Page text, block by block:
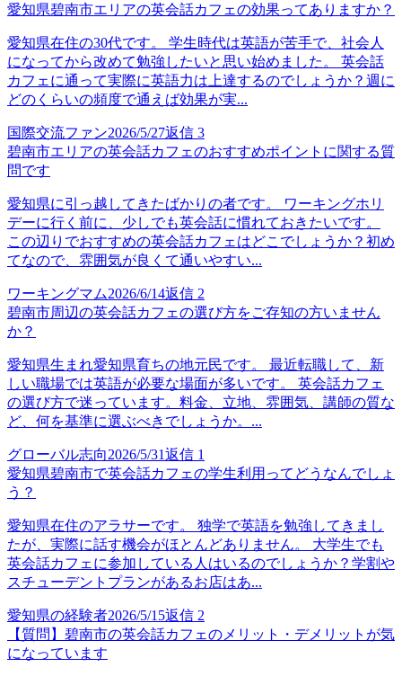
愛知県碧南市エリアの英会話カフェの効果ってありますか？
愛知県在住の30代です。 学生時代は英語が苦手で、社会人
になってから改めて勉強したいと思い始めました。 英会話
カフェに通って実際に英語力は上達するのでしょうか？週に
どのくらいの頻度で通えば効果が実...
国際交流ファン2026/5/27返信 3
碧南市エリアの英会話カフェのおすすめポイントに関する質
問です
愛知県に引っ越してきたばかりの者です。 ワーキングホリ
デーに行く前に、少しでも英会話に慣れておきたいです。
この辺りでおすすめの英会話カフェはどこでしょうか？初め
てなので、雰囲気が良くて通いやすい...
ワーキングマム2026/6/14返信 2
碧南市周辺の英会話カフェの選び方をご存知の方いません
か？
愛知県生まれ愛知県育ちの地元民です。 最近転職して、新
しい職場では英語が必要な場面が多いです。 英会話カフェ
の選び方で迷っています。料金、立地、雰囲気、講師の質な
ど、何を基準に選ぶべきでしょうか。...
グローバル志向2026/5/31返信 1
愛知県碧南市で英会話カフェの学生利用ってどうなんでしょ
う？
愛知県在住のアラサーです。 独学で英語を勉強してきまし
たが、実際に話す機会がほとんどありません。 大学生でも
英会話カフェに参加している人はいるのでしょうか？学割や
スチューデントプランがあるお店はあ...
愛知県の経験者2026/5/15返信 2
【質問】碧南市の英会話カフェのメリット・デメリットが気
になっています